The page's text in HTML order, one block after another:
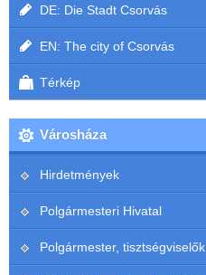
DE: Die Stadt Csorvás
EN: The city of Csorvás
Térkép
Városháza
Hirdetmények
Polgármesteri Hivatal
Polgármester, tisztségviselők